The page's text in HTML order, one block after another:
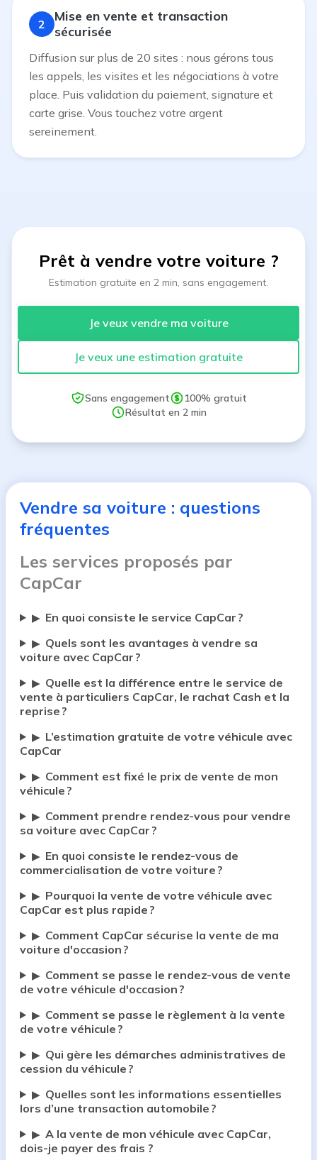
2
Mise en vente et transaction
sécurisée
Diffusion sur plus de 20 sites : nous gérons tous
les appels, les visites et les négociations à votre
place. Puis validation du paiement, signature et
carte grise. Vous touchez votre argent
sereinement.
Prêt à vendre votre voiture ?
Estimation gratuite en 2 min, sans engagement.
Je veux vendre ma voiture
Je veux une estimation gratuite
Sans engagement
100% gratuit
Résultat en 2 min
Vendre sa voiture : questions
fréquentes
Les services proposés par
CapCar
▶ En quoi consiste le service CapCar ?
▶ Quels sont les avantages à vendre sa
voiture avec CapCar ?
▶ Quelle est la différence entre le service de
vente à particuliers CapCar, le rachat Cash et la
reprise ?
▶ L’estimation gratuite de votre véhicule avec
CapCar
▶ Comment est fixé le prix de vente de mon
véhicule ?
▶ Comment prendre rendez-vous pour vendre
sa voiture avec CapCar ?
▶ En quoi consiste le rendez-vous de
commercialisation de votre voiture ?
▶ Pourquoi la vente de votre véhicule avec
CapCar est plus rapide ?
▶ Comment CapCar sécurise la vente de ma
voiture d'occasion ?
▶ Comment se passe le rendez-vous de vente
de votre véhicule d'occasion ?
▶ Comment se passe le règlement à la vente
de votre véhicule ?
▶ Qui gère les démarches administratives de
cession du véhicule ?
▶ Quelles sont les informations essentielles
lors d’une transaction automobile ?
▶ A la vente de mon véhicule avec CapCar,
dois-je payer des frais ?